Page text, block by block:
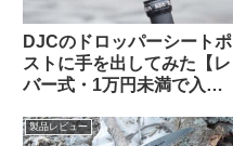
DJCのドロッパーシートポ
ストに手を出してみた【レ
バー式・1万円未満で入門
製品レビュー